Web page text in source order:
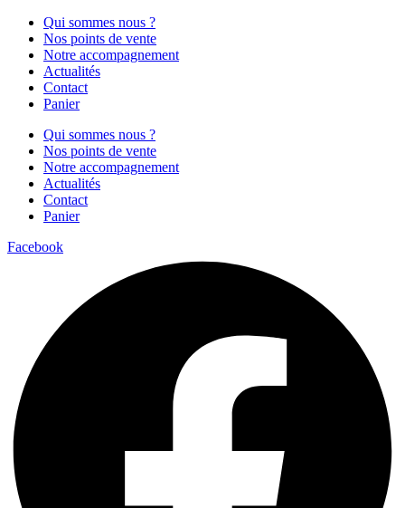
Qui sommes nous ?
Nos points de vente
Notre accompagnement
Actualités
Contact
Panier
Qui sommes nous ?
Nos points de vente
Notre accompagnement
Actualités
Contact
Panier
Facebook